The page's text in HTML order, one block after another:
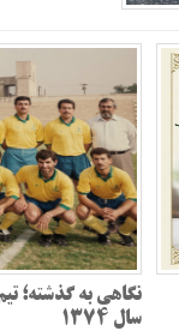
نگاهی به گذشته؛
سال ۱۳۷۴